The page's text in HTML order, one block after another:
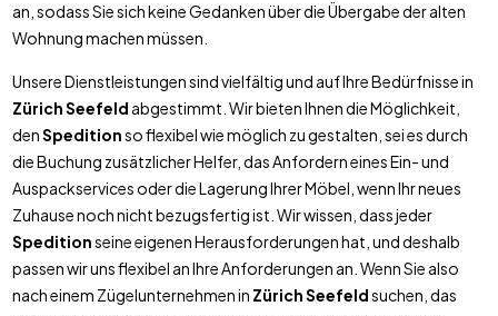
an, sodass Sie sich keine Gedanken über die Übergabe der alten
Wohnung machen müssen.
Unsere Dienstleistungen sind vielfältig und auf Ihre Bedürfnisse in
Zürich Seefeld abgestimmt. Wir bieten Ihnen die Möglichkeit,
denSpeditionso flexibel wie möglich zu gestalten, sei es durch
die Buchung zusätzlicher Helfer, das Anfordern eines Ein- und
Auspackservices oder die Lagerung Ihrer Möbel, wenn Ihr neues
Zuhause noch nicht bezugsfertig ist. Wir wissen, dass jeder
Speditionseine eigenen Herausforderungen hat, und deshalb
passen wir uns flexibel an Ihre Anforderungen an. Wenn Sie also
nach einem Zügelunternehmen in Zürich Seefeldsuchen, das